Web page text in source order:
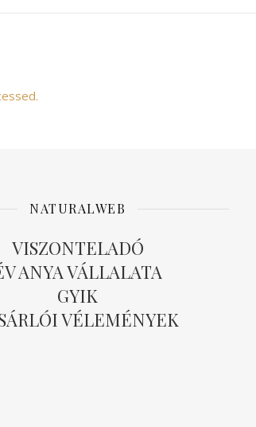
NATURALWEB
VISZONTELADÓ
ANYA VÁLLALATA
GYIK
VÉLEMÉNYEK